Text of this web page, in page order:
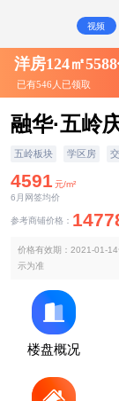
视频
洋房124㎡
已有546人已领取
融华·五岭
五岭板块 学区房
4591 元/m²
6月网签均价
参考商铺价格：
价格有效期：2021-01-
示为准
楼盘概况